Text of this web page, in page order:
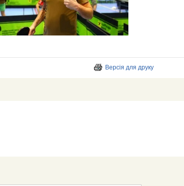
Версія для друку